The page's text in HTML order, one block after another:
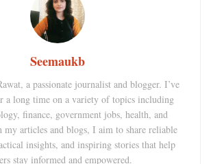
Seemaukb
a passionate journalist and blogger. I’ve
a long time on a variety of topics including
finance, government jobs, health, and
my articles and blogs, I aim to share reliable
insights, and inspiring stories that help
stay informed and empowered.